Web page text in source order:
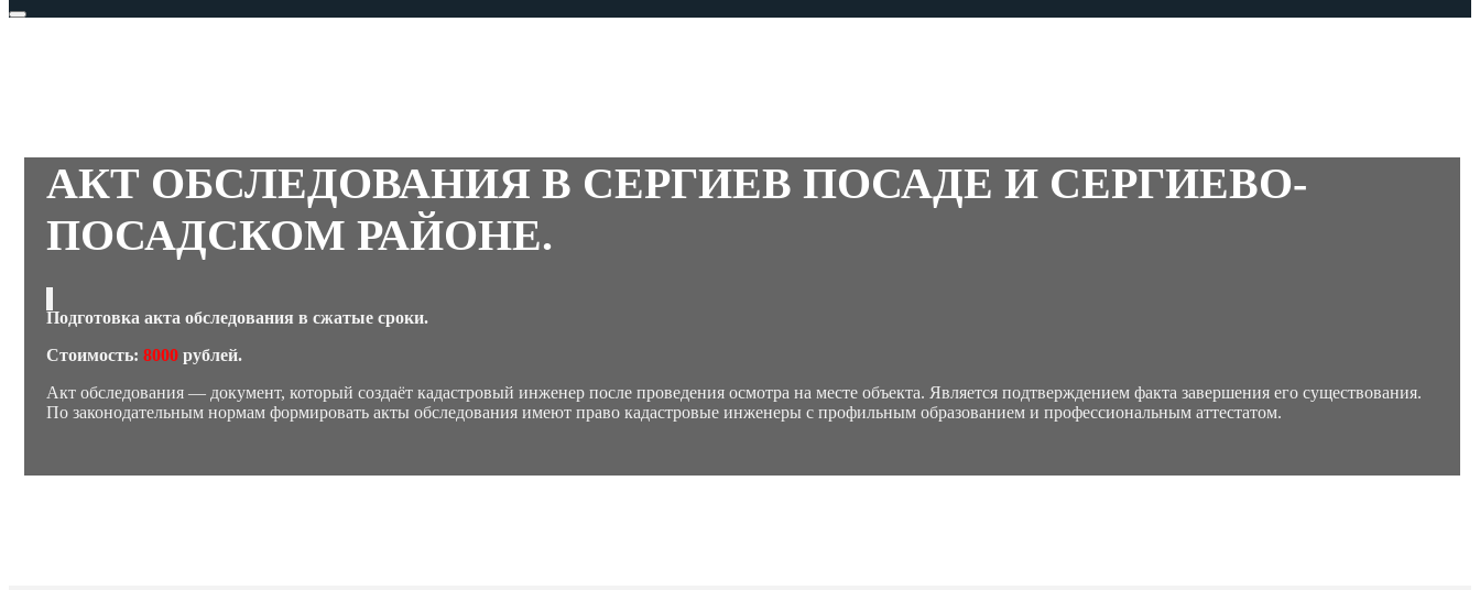
АКТ ОБСЛЕДОВАНИЯ В СЕРГИЕВ ПОСАДЕ И СЕРГИЕВО-
ПОСАДСКОМ РАЙОНЕ.
Подготовка акта обследования в сжатые сроки.
Стоимость: 8000 рублей.
Акт обследования — документ, который создаёт кадастровый инженер после проведения осмотра на месте объекта. Является подтверждением факта завершения его существования.
По законодательным нормам формировать акты обследования имеют право кадастровые инженеры с профильным образованием и профессиональным аттестатом.